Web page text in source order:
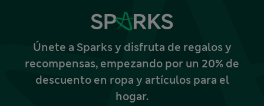
Únete a Sparks y disfruta de regalos y
recompensas, empezando por un 20% de
descuento en ropa y artículos para el
hogar.